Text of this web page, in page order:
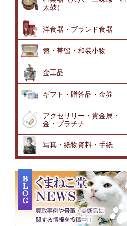
太鼓）
洋食器・ブランド食器
簪・帯留・和装小物
金工品
ギフト・贈答品・金券
アクセサリー・貴金属・
金・プラチナ
写真・紙物資料・手紙